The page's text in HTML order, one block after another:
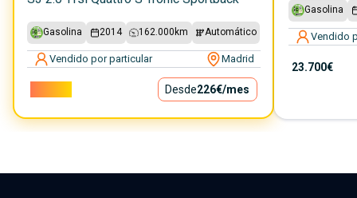
Gasolina 2014 162.000 km Automático
Vendido por particular Madrid
Desde226€/mes
Gasolina
Vendido
23.700€